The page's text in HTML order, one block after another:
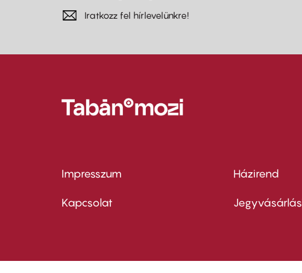
Iratkozz fel hírlevelünkre!
Footer
menu
Impresszum
Kapcsolat
Footer
menu
Házirend